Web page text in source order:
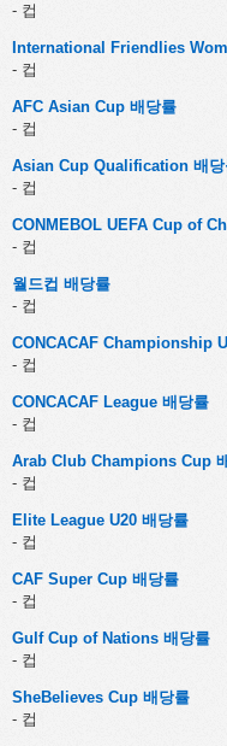
- 컵
International Friendlies
- 컵
AFC Asian Cup 배당률
- 컵
Asian Cup Qualification 배당
- 컵
CONMEBOL UEFA Cup of
- 컵
월드컵 배당률
- 컵
CONCACAF Championship
- 컵
CONCACAF League 배당률
- 컵
Arab Club Champions Cup
- 컵
Elite League U20 배당률
- 컵
CAF Super Cup 배당률
- 컵
Gulf Cup of Nations 배당률
- 컵
SheBelieves Cup 배당률
- 컵